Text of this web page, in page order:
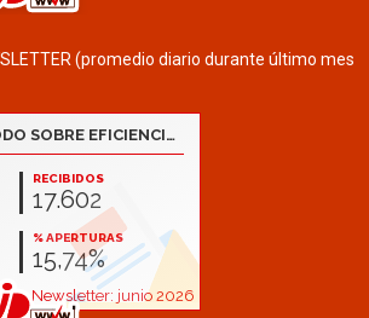
(promedio diario durante último mes